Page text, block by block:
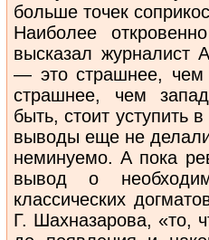
больше точек
Наиболее
высказал журналист
— это страшнее, чем
страшнее, чем
быть, стоит уступить
выводы еще не
неминуемо. А пока
вывод о
классических
Г. Шахназарова, «то,